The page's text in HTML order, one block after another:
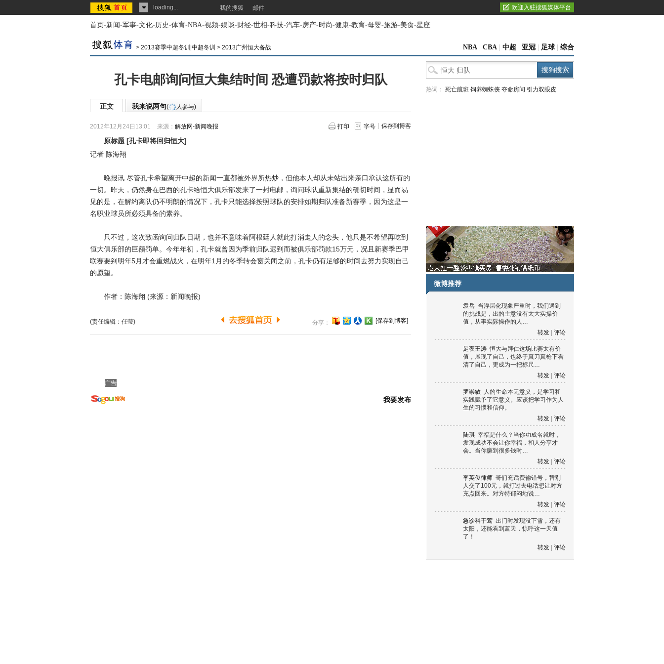
loading... 我的搜狐 邮件 欢迎入驻搜狐媒体平台
首页-新闻-军事-文化-历史-体育-NBA-视频-娱谈-财经-世相-科技-汽车-房产-时尚-健康-教育-母婴-旅游-美食-星座
> 2013赛季中超冬训|中超冬训 > 2013广州恒大备战 NBA CBA 中超 亚冠 足球 综合
孔卡电邮询问恒大集结时间 恐遭罚款将按时归队
正文 我来说两句( 人参与)
2012年12月24日13:01 来源： 解放网-新闻晚报 打印 字号 保存到博客
原标题 [孔卡即将回归恒大]
记者 陈海翔
晚报讯 尽管孔卡希望离开中超的新闻一直都被外界所热炒，但他本人却从未站出来亲口承认这所有的
一切。昨天，仍然身在巴西的孔卡给恒大俱乐部发来了一封电邮，询问球队重新集结的确切时间，显而易
见的是，在解约离队仍不明朗的情况下，孔卡只能选择按照球队的安排如期归队准备新赛季，因为这是一
名职业球员所必须具备的素养。
只不过，这次致函询问归队日期，也并不意味着阿根廷人就此打消走人的念头，他只是不希望再吃到
恒大俱乐部的巨额罚单。今年年初，孔卡就曾因为季前归队迟到而被俱乐部罚款15万元，况且新赛季巴甲
联赛要到明年5月才会重燃战火，在明年1月的冬季转会窗关闭之前，孔卡仍有足够的时间去努力实现自己
的愿望。
作者：陈海翔 (来源：新闻晚报)
(责任编辑：任莹) 分享： [保存到博客]
广告
我要发布
热词： 死亡航班 饲养蜘蛛侠 夺命房间 引力双眼皮
微博推荐
袁岳 当浮层化现象严重时，我们遇到
的挑战是，出的主意没有太大实操价
值，从事实际操作的人…
转发
评论
足夜王涛 恒大与拜仁这场比赛太有价
值，展现了自己，也终于真刀真枪下看
清了自己，更成为一把标尺…
转发
评论
罗崇敏 人的生命本无意义，是学习和
实践赋予了它意义。应该把学习作为人
生的习惯和信仰。
转发
评论
陆琪 幸福是什么？当你功成名就时，
发现成功不会让你幸福，和人分享才
会。当你赚到很多钱时…
转发
评论
李英俊律师 哥们充话费输错号，替别
人交了100元，就打过去电话想让对方
充点回来。对方特郁闷地说…
转发
评论
急诊科于莺 出门时发现没下雪，还有
太阳，还能看到蓝天，惊呼这一天值
了！
转发
评论